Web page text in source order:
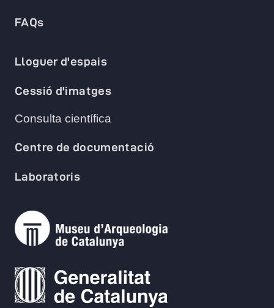
FAQs
Lloguer d'espais
Cessió d'imatges
Consulta científica
Centre de documentació
Laboratoris